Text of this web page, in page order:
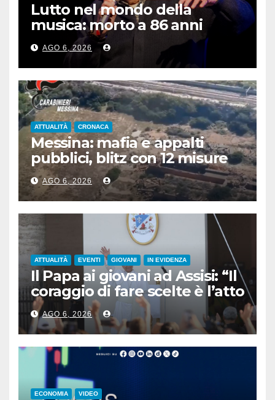
Lutto nel mondo della
musica: morto a 86 anni
Francesco Guccini
AGO 6, 2026
ATTUALITÀ CRONACA
Messina: mafia e appalti
pubblici, blitz con 12 misure
cautelari
AGO 6, 2026
ATTUALITÀ EVENTI GIOVANI IN EVIDENZA
Il Papa ai giovani ad Assisi: “Il
coraggio di fare scelte è l’atto
più rivoluzionario”
AGO 6, 2026
ECONOMIA VIDEO